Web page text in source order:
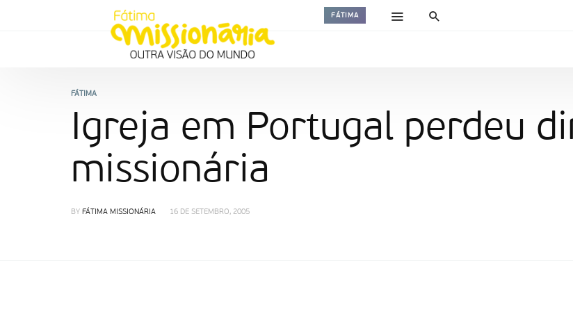
FÁTIMA
FÁTIMA
Igreja em Portugal perdeu
missionária
BY FÁTIMA MISSIONÁRIA 16 DE SETEMBRO, 2005